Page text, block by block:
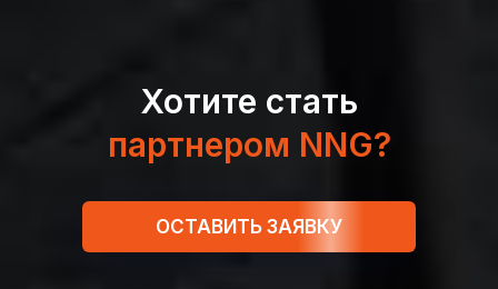
Хотите стать
партнером NNG?
ОСТАВИТЬ ЗАЯВКУ